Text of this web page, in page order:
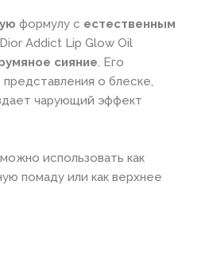
формулу с естественным
Addict Lip Glow Oil
сияние. Его
о блеске,
чарующий эффект
использовать как
помаду или как верхнее